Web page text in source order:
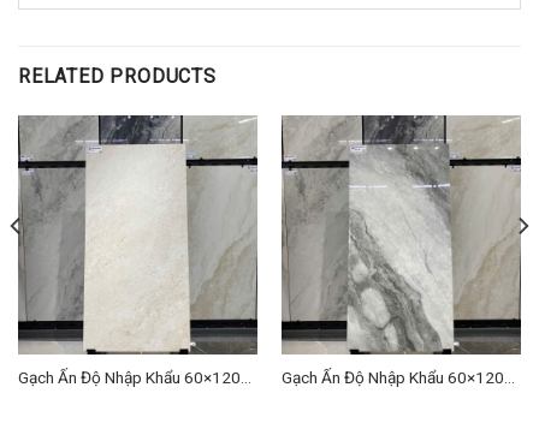
RELATED PRODUCTS
Gạch Ấn Độ Nhập Khẩu 60×120
Gạch Ấn Độ Nhập Khẩu 60×120